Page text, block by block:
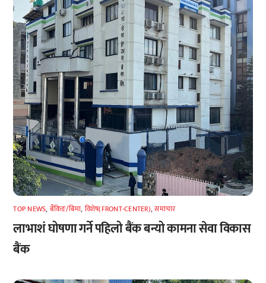
TOP NEWS, बैंकिङ/बिमा, विशेष(FRONT-CENTER),समाचार
लाभाशं घोषणा गर्ने पहिलो बैंक बन्यो कामना सेवा विकास
बैंक